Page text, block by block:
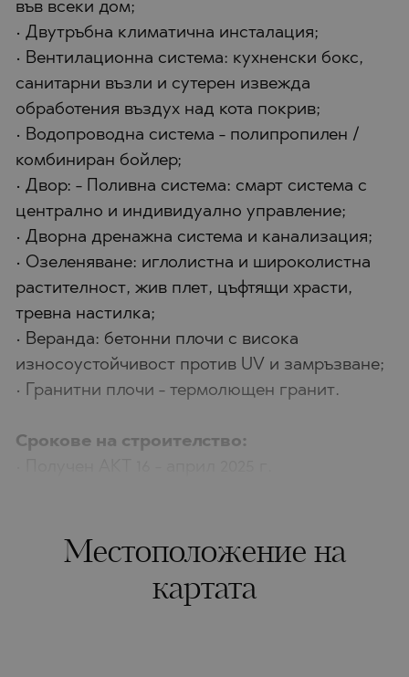
във всеки дом;
• Двутръбна климатична инсталация;
• Вентилационна система: кухненски бокс,
санитарни възли и сутерен извежда
обработения въздух над кота покрив;
• Водопроводна система - полипропилен /
комбиниран бойлер;
• Двор: - Поливна система: смарт система с
централно и индивидуално управление;
• Дворна дренажна система и канализация;
• Озеленяване: иглолистна и широколистна
растителност, жив плет, цъфтящи храсти,
тревна настилка;
• Веранда: бетонни плочи с висока
износоустойчивост против UV и замръзване;
• Гранитни плочи - термолющен гранит.
Срокове на строителство:
Местоположение на
картата